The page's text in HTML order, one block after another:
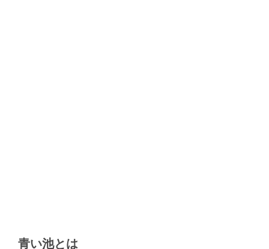
青い池とは